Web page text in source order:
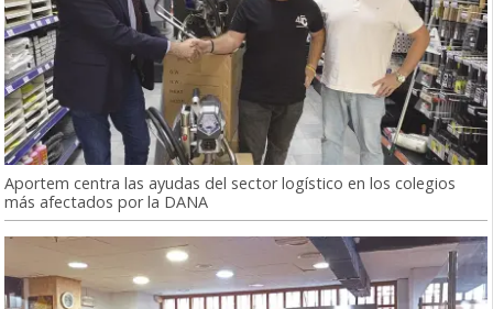
Aportem centra las ayudas del sector logístico en los colegios
más afectados por la DANA